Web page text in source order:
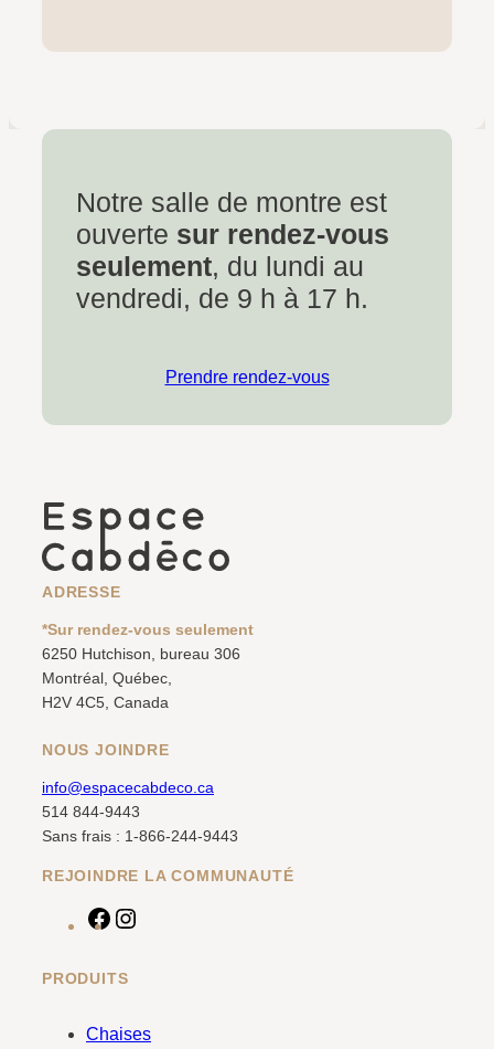
Notre salle de montre est
ouverte sur rendez-vous
seulement, du lundi au
vendredi, de 9 h à 17 h.
Prendre rendez-vous
ADRESSE
*Sur rendez-vous seulement
6250 Hutchison, bureau 306
Montréal, Québec,
H2V 4C5, Canada
NOUS JOINDRE
info@espacecabdeco.ca
514 844-9443
Sans frais : 1-866-244-9443
REJOINDRE LA COMMUNAUTÉ
F
c
b
PRODUITS
Chaises